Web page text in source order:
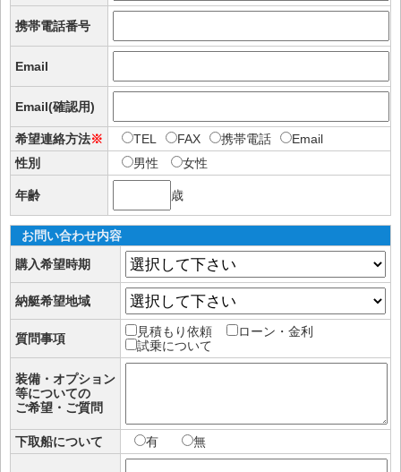
携帯電話番号
Email
Email(確認用)
希望連絡方法※ TEL FAX 携帯電話
Email
性別
男性 女性
年齢 歳
お問い合わせ内容
購入希望時期
納艇希望地域
質問事項 見積もり依頼
ローン・金利
試乗について
装備・オプション
等についての
ご希望・ご質問
下取船について 有 無